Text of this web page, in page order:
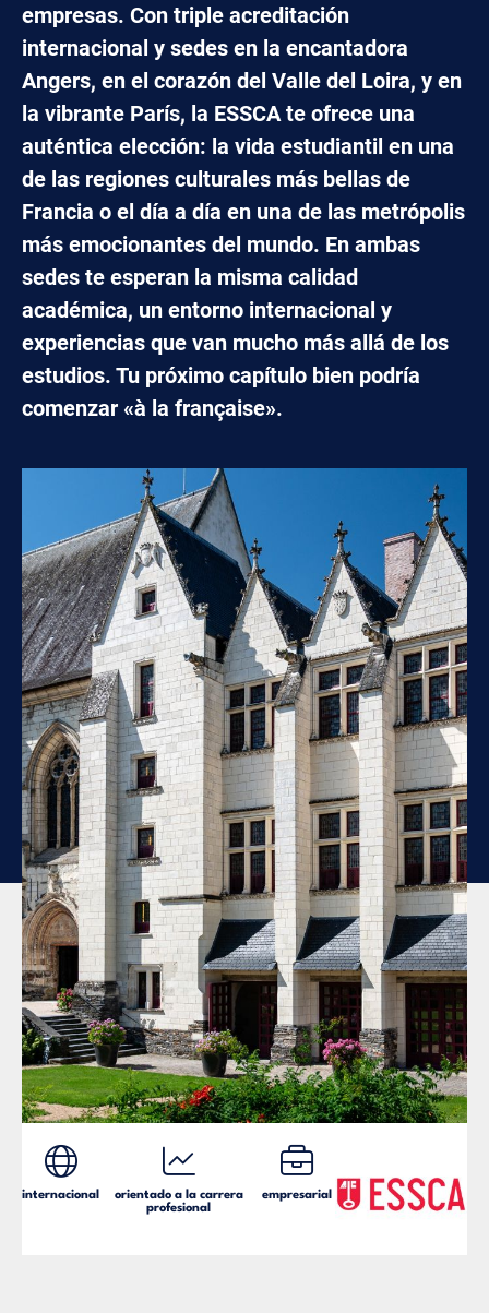
empresas. Con triple acreditación
internacional y sedes en la encantadora
Angers, en el corazón del Valle del Loira, y en
la vibrante París, la ESSCA te ofrece una
auténtica elección: la vida estudiantil en una
de las regiones culturales más bellas de
Francia o el día a día en una de las metrópolis
más emocionantes del mundo. En ambas
sedes te esperan la misma calidad
académica, un entorno internacional y
experiencias que van mucho más allá de los
estudios. Tu próximo capítulo bien podría
comenzar «à la française».
internacional
orientado a la carrera
profesional
empresarial